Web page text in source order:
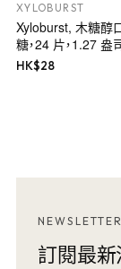
XYLOBURST
Xyloburst, 木糖醇
糖，24 片，1.27 盎
HK$28
NEWSLETTER
訂閱最新